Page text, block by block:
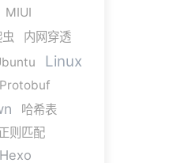
MIUI
内网穿透
Linux
哈希表
则匹配
Hexo